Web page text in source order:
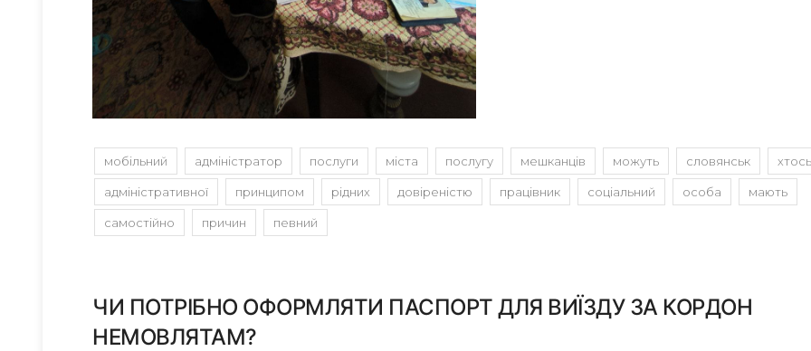
мобільний адміністратор послуги міста послугу мешканців можуть словянськ хтось
адміністративної принципом рідних довіреністю працівник соціальний особа мають
самостійно причин певний
ЧИ ПОТРІБНО ОФОРМЛЯТИ ПАСПОРТ ДЛЯ ВИЇЗДУ ЗА КОРДОН
НЕМОВЛЯТАМ?